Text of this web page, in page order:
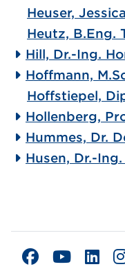
Heuser, Jessica
Heutz, B.Eng.
Hill, Dr.-Ing.
Hoffmann,
Hoffstiepel,
Hollenberg,
Hummes, Dr.
Husen, Dr.-